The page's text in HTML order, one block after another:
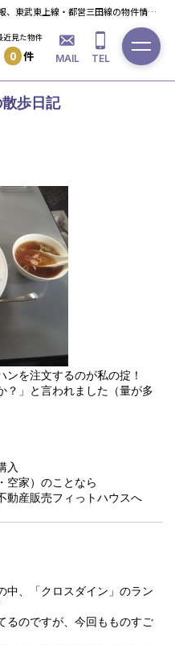
板橋区の一戸建て・マンション・不動産情報、東武東上線・都営三田線の物件情報ならフィっト・ハウスへ！
近見た物件
0 件 MAIL TEL
歩日記
を注文するのが私の掟！
？」と言われました（量が多
入
空家）のことなら
産販売フィっトハウスへ
中、「クロスダイン」のラン
るのですが、今回もものすご